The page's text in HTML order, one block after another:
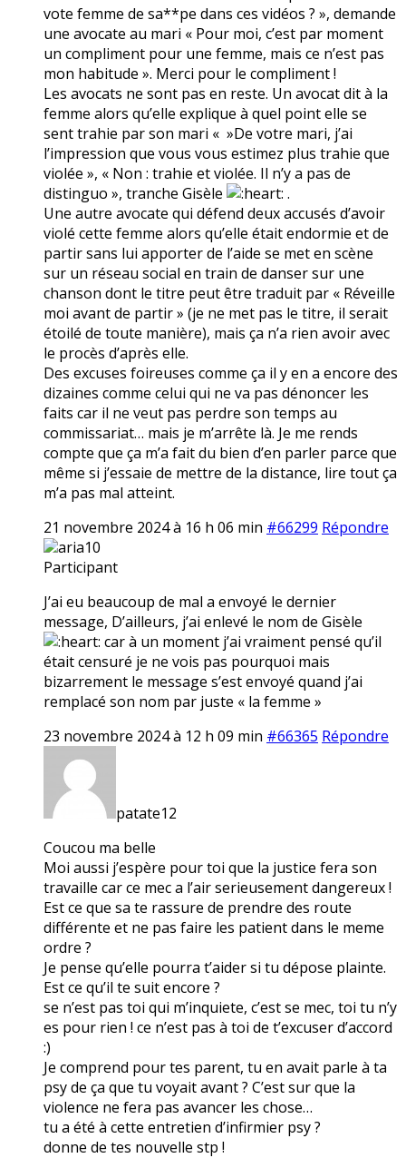
vote femme de sa**pe dans ces vidéos ? », demande
une avocate au mari « Pour moi, c’est par moment
un compliment pour une femme, mais ce n’est pas
mon habitude ». Merci pour le compliment !
Les avocats ne sont pas en reste. Un avocat dit à la
femme alors qu’elle explique à quel point elle se
sent trahie par son mari « »De votre mari, j’ai
l’impression que vous vous estimez plus trahie que
violée », « Non : trahie et violée. Il n’y a pas de
distinguo », tranche Gisèle
.
Une autre avocate qui défend deux accusés d’avoir
violé cette femme alors qu’elle était endormie et de
partir sans lui apporter de l’aide se met en scène
sur un réseau social en train de danser sur une
chanson dont le titre peut être traduit par « Réveille
moi avant de partir » (je ne met pas le titre, il serait
étoilé de toute manière), mais ça n’a rien avoir avec
le procès d’après elle.
Des excuses foireuses comme ça il y en a encore des
dizaines comme celui qui ne va pas dénoncer les
faits car il ne veut pas perdre son temps au
commissariat… mais je m’arrête là. Je me rends
compte que ça m’a fait du bien d’en parler parce que
même si j’essaie de mettre de la distance, lire tout ça
m’a pas mal atteint.
21 novembre 2024 à 16 h 06 min #66299 Répondre
aria10
Participant
J’ai eu beaucoup de mal a envoyé le dernier
message, D’ailleurs, j’ai enlevé le nom de Gisèle
car à un moment j’ai vraiment pensé qu’il
était censuré je ne vois pas pourquoi mais
bizarrement le message s’est envoyé quand j’ai
remplacé son nom par juste « la femme »
23 novembre 2024 à 12 h 09 min #66365 Répondre
patate12
Coucou ma belle
Moi aussi j’espère pour toi que la justice fera son
travaille car ce mec a l’air serieusement dangereux !
Est ce que sa te rassure de prendre des route
différente et ne pas faire les patient dans le meme
ordre ?
Je pense qu’elle pourra t’aider si tu dépose plainte.
Est ce qu’il te suit encore ?
se n’est pas toi qui m’inquiete, c’est se mec, toi tu n’y
es pour rien ! ce n’est pas à toi de t’excuser d’accord
:)
Je comprend pour tes parent, tu en avait parle à ta
psy de ça que tu voyait avant ? C’est sur que la
violence ne fera pas avancer les chose…
tu a été à cette entretien d’infirmier psy ?
donne de tes nouvelle stp !